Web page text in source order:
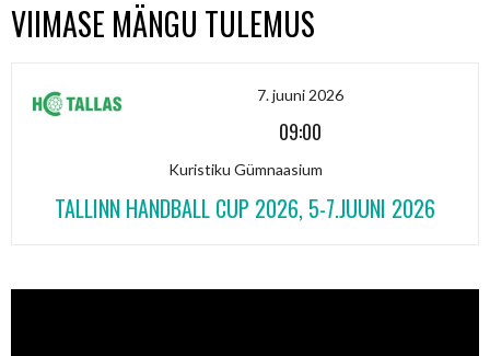
VIIMASE MÄNGU TULEMUS
7. juuni 2026
09:00
Kuristiku Gümnaasium
TALLINN HANDBALL CUP 2026, 5-7.JUUNI 2026